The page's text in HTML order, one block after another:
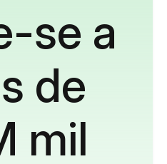
se a
de
mil